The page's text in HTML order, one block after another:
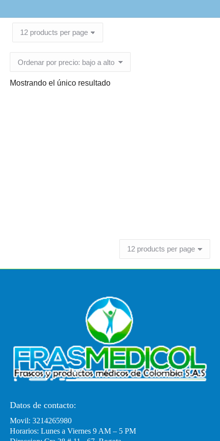
Mostrando el único resultado
Datos de contacto:
Movil: 3214265980
Horarios: Lunes a Viernes 9 AM – 5 PM